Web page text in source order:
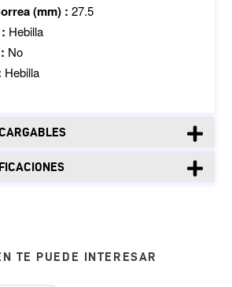
(mm) :27.5
Hebilla
No
Hebilla
TE PUEDE INTERESAR